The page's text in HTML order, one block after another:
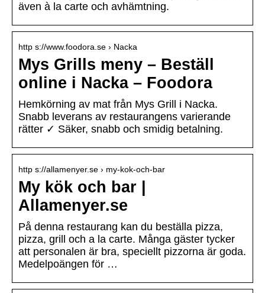
även à la carte och avhämtning.
http s://www.foodora.se › Nacka
Mys Grills meny – Beställ
online i Nacka – Foodora
Hemkörning av mat från Mys Grill i Nacka.
Snabb leverans av restaurangens varierande
rätter ✓ Säker, snabb och smidig betalning.
http s://allamenyer.se › my-kok-och-bar
My kök och bar |
Allamenyer.se
På denna restaurang kan du beställa pizza,
pizza, grill och a la carte. Många gäster tycker
att personalen är bra, speciellt pizzorna är goda.
Medelpoängen för …